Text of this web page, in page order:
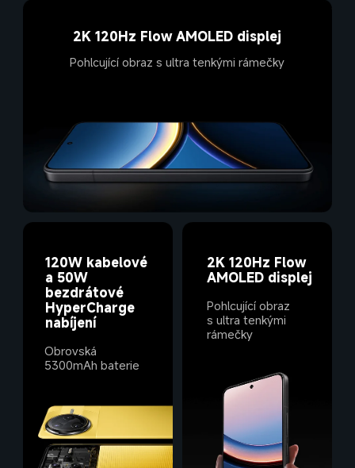
Pohlcující obraz s ultra tenkými rámečky
120W kabelové
a 50W
bezdrátové
HyperCharge
nabíjení
Obrovská
5300mAh baterie
2K 120Hz Flow
Pohlcující obraz
s ultra tenkými
rámečky